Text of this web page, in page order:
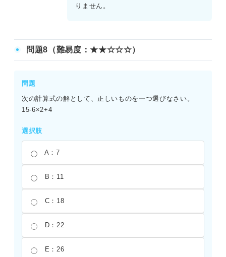
りません。
問題8（難易度：★★☆☆☆）
問題
次の計算式の解として、正しいものを一つ選びなさい。
15-6×2+4
選択肢
A：7
B：11
C：18
D：22
E：26